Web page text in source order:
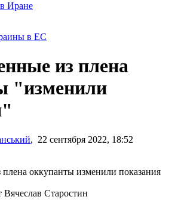
Иране
в ЕС
из плена
"изменили
, 22 сентября 2022, 18:52
Старостин